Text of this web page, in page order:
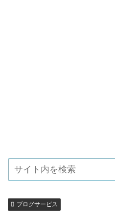
ブログサービス